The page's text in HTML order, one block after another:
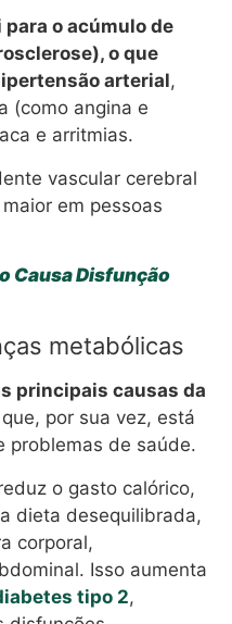
o acúmulo de
o que
arterial,
(como angina e
e arritmias.
vascular cerebral
em pessoas
Causa Disfunção
metabólicas
principais causas da
por sua vez, está
problemas de saúde.
o gasto calórico,
dieta desequilibrada,
corporal,
Isso aumenta
tipo 2,